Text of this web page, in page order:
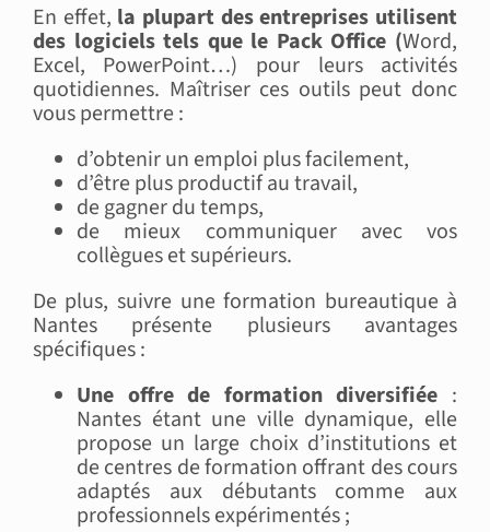
En effet, la plupart des entreprises utilisent
des logiciels tels que le Pack Office (Word,
Excel, PowerPoint…) pour leurs activités
quotidiennes. Maîtriser ces outils peut donc
vous permettre :
d’obtenir un emploi plus facilement,
d’être plus productif au travail,
de gagner du temps,
de mieux communiquer avec vos
collègues et supérieurs.
De plus, suivre une formation bureautique à
Nantes présente plusieurs avantages
spécifiques :
Une offre de formation diversifiée :
Nantes étant une ville dynamique, elle
propose un large choix d’institutions et
de centres de formation offrant des cours
adaptés aux débutants comme aux
professionnels expérimentés ;